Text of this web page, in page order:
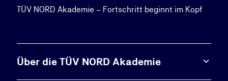
TÜV NORD Akademie – Fortschritt beginnt im Kopf
Über die TÜV NORD Akademie